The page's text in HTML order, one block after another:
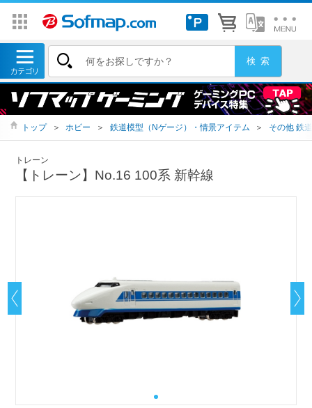
トップ ＞ ホビー ＞ 鉄道模型（Nゲージ）・情景アイテム ＞ その他 鉄
トレーン
【トレーン】No.16 100系 新幹線